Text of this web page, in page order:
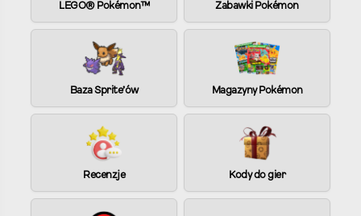
LEGO® Pokémon™ Zabawki Pokémon
Baza Sprite’ów Magazyny Pokémon
Recenzje Kody do gier